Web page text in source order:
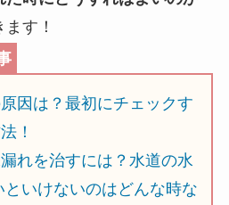
す！
因は？最初にチェックす
！
れを治すには？水道の水
いけないのはどんな時な